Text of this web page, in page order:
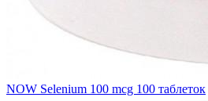
NOW Selenium 100 mcg 100 таблеток